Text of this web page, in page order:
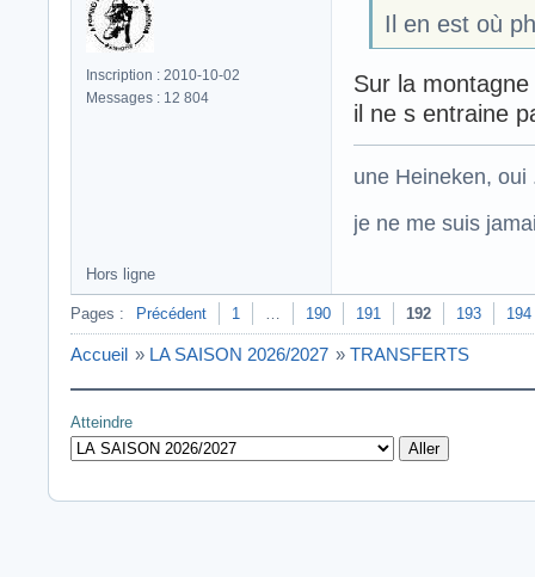
Inscription : 2010-10-02
Messages : 12 804
Il en est où
Sur la
il ne s entraine
une Heineken,
je ne me suis
Hors ligne
Pages : Précédent 1 190 191 192 193 194
Accueil » LA SAISON 2026/2027 » TRANSFERTS
Atteindre